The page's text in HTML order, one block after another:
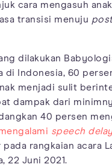
cara mengasuh
transisi menuju
dilakukan
di Indonesia, 60
menjadi sulit
dampak dari
40 persen
speech
rangkaian acara
22 Juni 2021.